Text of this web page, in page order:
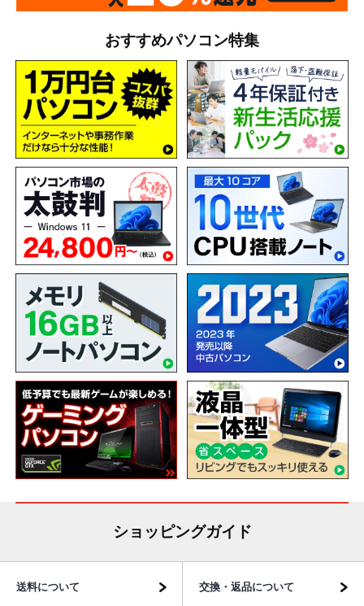
おすすめパソコン特集
ショッピングガイド
送料について 交換・返品について